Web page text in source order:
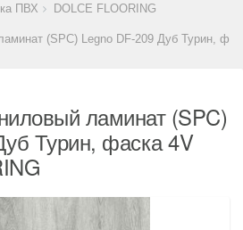
ПВХ DOLCE FLOORING
(SPC) Legno DF-209 Дуб Турин,
ламинат (SPC)
Турин, фаска 4V